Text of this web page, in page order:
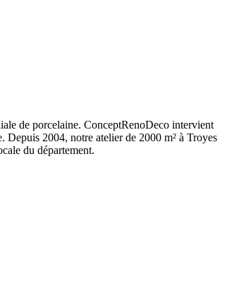
de porcelaine. ConceptRenoDeco intervient
Depuis 2004, notre atelier de 2000 m² à Troyes
du département.